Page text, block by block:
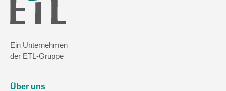
Ein Unternehmen
der ETL-Gruppe
Über uns